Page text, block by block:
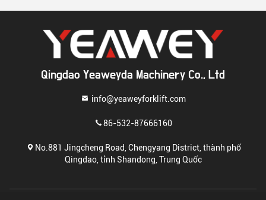
Qingdao Yeaweyda Machinery Co., Ltd
info@yeaweyforklift.com
86-532-87666160
No.881 Jingcheng Road, Chengyang District, thành phố
Qingdao, tỉnh Shandong, Trung Quốc